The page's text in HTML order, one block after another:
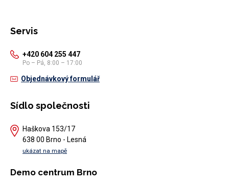
Servis
+420 604 255 447
Po – Pá, 8:00 – 17:00
Objednávkový formulář
Sídlo společnosti
Haškova 153/17
638 00 Brno - Lesná
ukázat na mapě
Demo centrum Brno